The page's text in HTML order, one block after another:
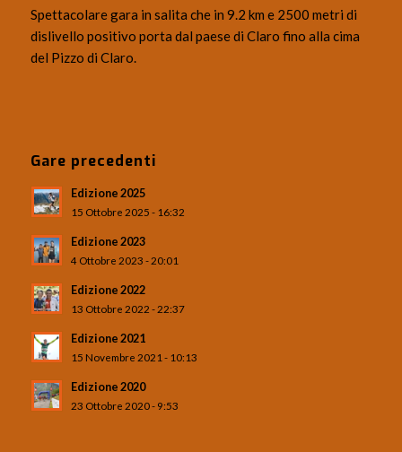
Spettacolare gara in salita che in 9.2 km e 2500 metri di
dislivello positivo porta dal paese di Claro fino alla cima
del Pizzo di Claro.
Gare precedenti
Edizione 2025
15 Ottobre 2025 - 16:32
Edizione 2023
4 Ottobre 2023 - 20:01
Edizione 2022
13 Ottobre 2022 - 22:37
Edizione 2021
15 Novembre 2021 - 10:13
Edizione 2020
23 Ottobre 2020 - 9:53